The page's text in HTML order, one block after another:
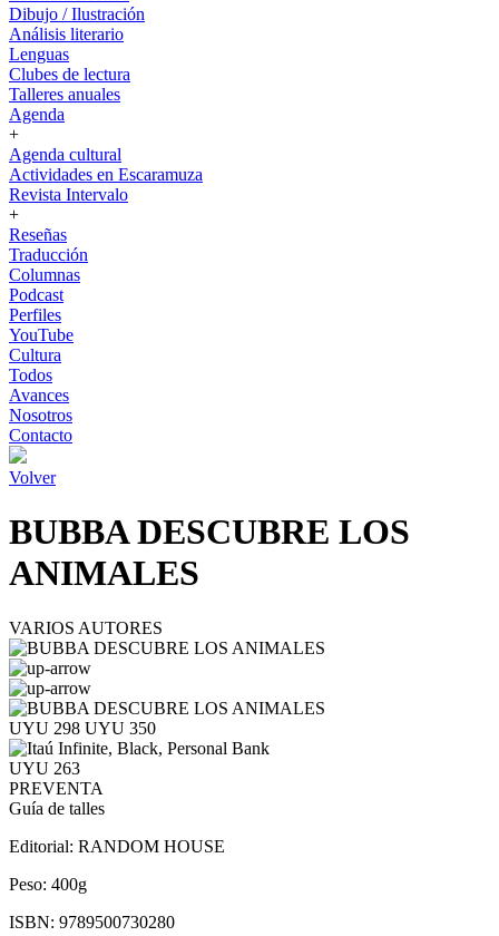
Dibujo / Ilustración
Análisis literario
Lenguas
Clubes de lectura
Talleres anuales
Agenda
+
Agenda cultural
Actividades en Escaramuza
Revista Intervalo
+
Reseñas
Traducción
Columnas
Podcast
Perfiles
YouTube
Cultura
Todos
Avances
Nosotros
Contacto
Volver
BUBBA DESCUBRE LOS
ANIMALES
VARIOS AUTORES
UYU 298 UYU 350
UYU 263
PREVENTA
Guía de talles
Editorial: RANDOM HOUSE
Peso: 400g
ISBN: 9789500730280